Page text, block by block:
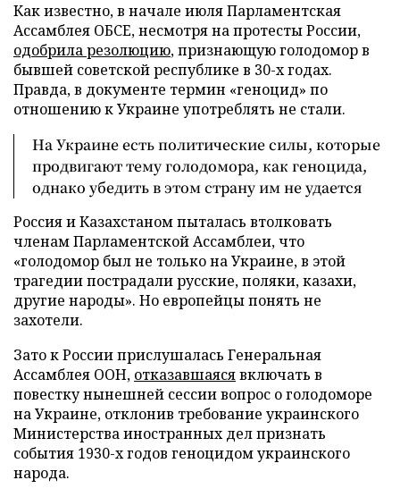
Как известно, в начале июля Парламентская
Ассамблея ОБСЕ, несмотря на протесты России,
одобрила резолюцию, признающую голодомор в
бывшей советской республике в 30-х годах.
Правда, в документе термин «геноцид» по
отношению к Украине употреблять не стали.
На Украине есть политические силы, которые
продвигают тему голодомора, как геноцида,
однако убедить в этом страну им не удается
Россия и Казахстаном пыталась втолковать
членам Парламентской Ассамблеи, что
«голодомор был не только на Украине, в этой
трагедии пострадали русские, поляки, казахи,
другие народы». Но европейцы понять не
захотели.
Зато к России прислушалась Генеральная
Ассамблея ООН, отказавшаясявключать в
повестку нынешней сессии вопрос о голодоморе
на Украине, отклонив требование украинского
Министерства иностранных дел признать
события 1930-х годов геноцидом украинского
народа.